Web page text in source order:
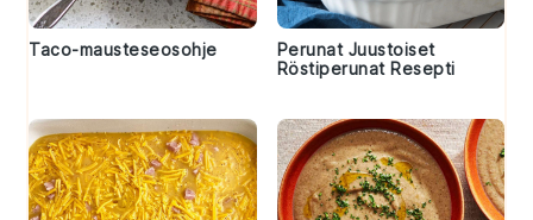
Taco-mausteseosohje
Perunat Juustoiset
Röstiperunat Resepti